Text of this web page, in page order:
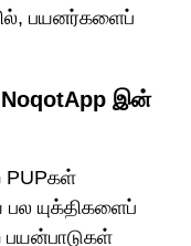
பயனர்களைப்
இன்
PUPகள்
யுக்திகளைப்